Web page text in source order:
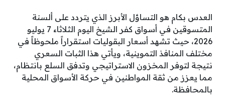
العدس بكام هو التساؤل الأبرز الذي يتردد على ألسنة
المتسوقين في أسواق كفر الشيخ اليوم الثلاثاء 7 يوليو
2026، حيث تشهد أسعار البقوليات استقراراً ملحوظاً في
مختلف المنافذ التموينية، ويأتي هذا الثبات السعري
نتيجة لتوفر المخزون الاستراتيجي وتدفق السلع بانتظام،
مما يعزز من ثقة المواطنين في حركة الأسواق المحلية
بالمحافظة.